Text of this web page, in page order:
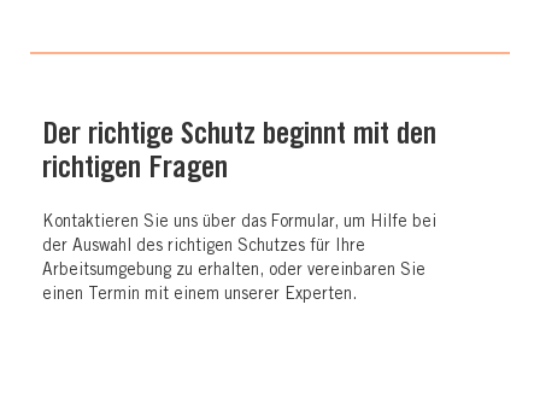
Der richtige Schutz beginnt mit den
richtigen Fragen
Kontaktieren Sie uns über das Formular, um Hilfe bei
der Auswahl des richtigen Schutzes für Ihre
Arbeitsumgebung zu erhalten, oder vereinbaren Sie
einen Termin mit einem unserer Experten.